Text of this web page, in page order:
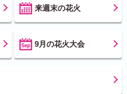
来週末の花火
9月の花火大会